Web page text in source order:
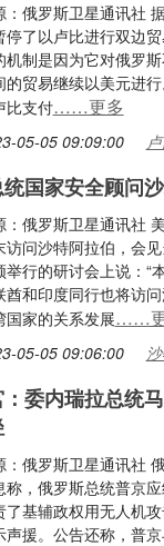
：俄罗斯卫星通讯社
停了以卢比进行双边
机制是因为它对俄罗
的贸易继续以美元进
比支付……更多
05-05 09:09:00
国家安全顾问
：俄罗斯卫星通讯社
访问沙特阿拉伯，会
举行的研讨会上说：“
酋和印度同行也将访
国家的关系发展……
05-05 09:06:00
委内瑞拉总统
：俄罗斯卫星通讯社
称，俄罗斯总统普京
了基辅政权用无人机
声援。公告还称，普